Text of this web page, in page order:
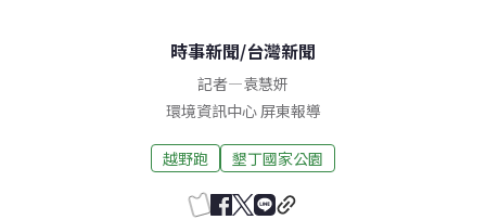
時事新聞/台灣新聞
記者—袁慧妍
環境資訊中心屏東報導
越野跑 墾丁國家公園